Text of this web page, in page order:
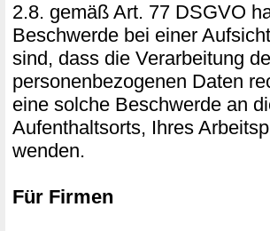
2.8. gemäß Art. 77 DSGVO
Beschwerde bei einer
sind, dass die Verarbeitung
personenbezogenen Daten
eine solche Beschwerde an
Aufenthaltsorts, Ihres
wenden.
Für Firmen